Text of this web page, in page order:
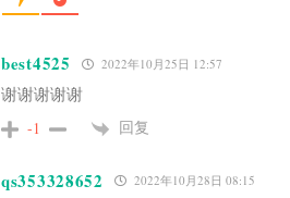
best4525 2022年10月25日 12:57
谢谢谢谢谢
-1 回复
qs353328652 2022年10月28日 08:15